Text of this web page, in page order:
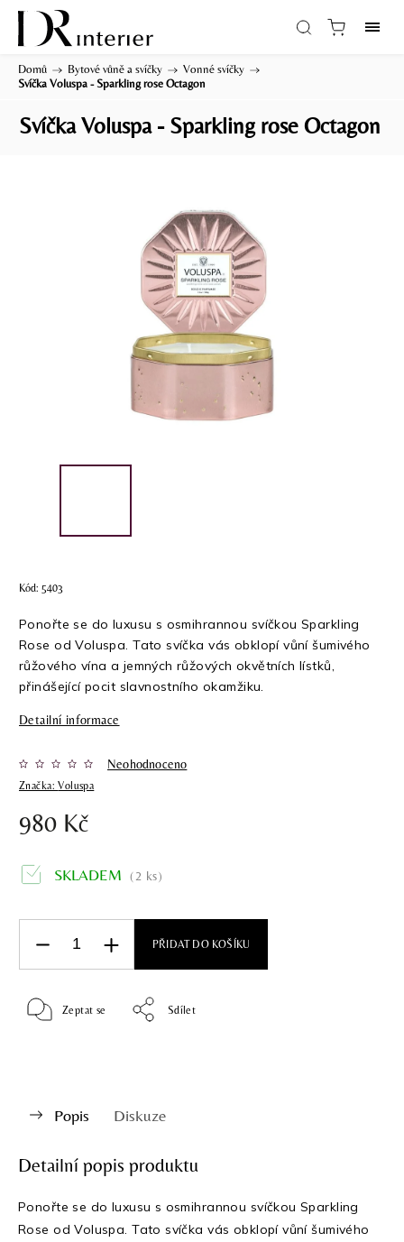
Domů / Bytové vůně a svíčky / Vonné svíčky /
Svíčka Voluspa - Sparkling rose Octagon
Svíčka Voluspa - Sparkling rose Octagon
Kód: 5403
Ponořte se do luxusu s osmihrannou svíčkou Sparkling
Rose od Voluspa. Tato svíčka vás obklopí vůní šumivého
růžového vína a jemných růžových okvětních lístků,
přinášející pocit slavnostního okamžiku.
Detailní informace
Značka:Voluspa
Neohodnoceno
980 Kč
SKLADEM (2 ks)
PŘIDAT DO KOŠÍKU
Zeptat se Sdílet
Popis Diskuze
Detailní popis produktu
Ponořte se do luxusu s osmihrannou svíčkou Sparkling
Rose od Voluspa. Tato svíčka vás obklopí vůní šumivého